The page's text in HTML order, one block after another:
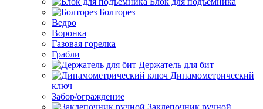
Болторез
Ведро
Воронка
Газовая горелка
Грабли
Держатель для бит
Динамометрический
ключ
Забор/ограждение
Заклепочник ручной